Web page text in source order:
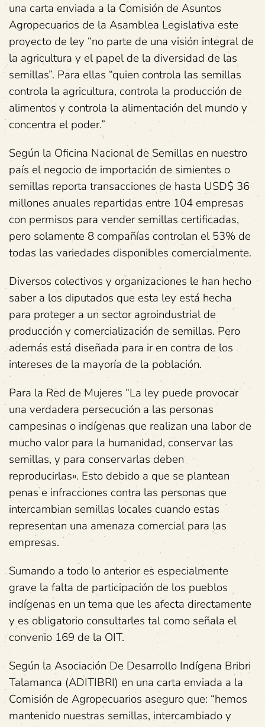
una carta enviada a la Comisión de Asuntos
Agropecuarios de la Asamblea Legislativa este
proyecto de ley “no parte de una visión integral de
la agricultura y el papel de la diversidad de las
semillas”. Para ellas “quien controla las semillas
controla la agricultura, controla la producción de
alimentos y controla la alimentación del mundo y
concentra el poder.”
Según la Oficina Nacional de Semillas en nuestro
país el negocio de importación de simientes o
semillas reporta transacciones de hasta USD$ 36
millones anuales repartidas entre 104 empresas
con permisos para vender semillas certificadas,
pero solamente 8 compañías controlan el 53% de
todas las variedades disponibles comercialmente.
Diversos colectivos y organizaciones le han hecho
saber a los diputados que esta ley está hecha
para proteger a un sector agroindustrial de
producción y comercialización de semillas. Pero
además está diseñada para ir en contra de los
intereses de la mayoría de la población.
Para la Red de Mujeres “La ley puede provocar
una verdadera persecución a las personas
campesinas o indígenas que realizan una labor de
mucho valor para la humanidad, conservar las
semillas, y para conservarlas deben
reproducirlas». Esto debido a que se plantean
penas e infracciones contra las personas que
intercambian semillas locales cuando estas
representan una amenaza comercial para las
empresas.
Sumando a todo lo anterior es especialmente
grave la falta de participación de los pueblos
indígenas en un tema que les afecta directamente
y es obligatorio consultarles tal como señala el
convenio 169 de la OIT.
Según la Asociación De Desarrollo Indígena Bribri
Talamanca (ADITIBRI) en una carta enviada a la
Comisión de Agropecuarios aseguro que: “hemos
mantenido nuestras semillas, intercambiado y